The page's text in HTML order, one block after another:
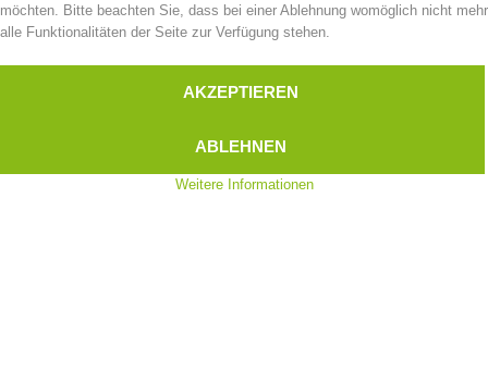
möchten. Bitte beachten Sie, dass bei einer Ablehnung womöglich nicht mehr
alle Funktionalitäten der Seite zur Verfügung stehen.
AKZEPTIEREN
ABLEHNEN
Weitere Informationen